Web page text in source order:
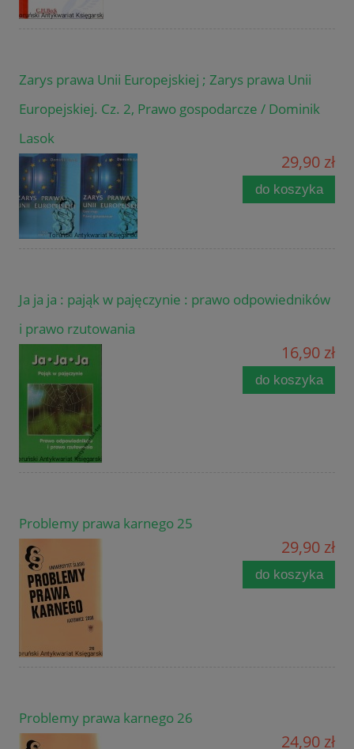
Zarys prawa Unii Europejskiej ; Zarys prawa Unii
Europejskiej. Cz. 2, Prawo gospodarcze / Dominik
Lasok
29,90 zł
do koszyka
Ja ja ja : pająk w pajęczynie : prawo odpowiedników
i prawo rzutowania
16,90 zł
do koszyka
Problemy prawa karnego 25
29,90 zł
do koszyka
Problemy prawa karnego 26
24,90 zł